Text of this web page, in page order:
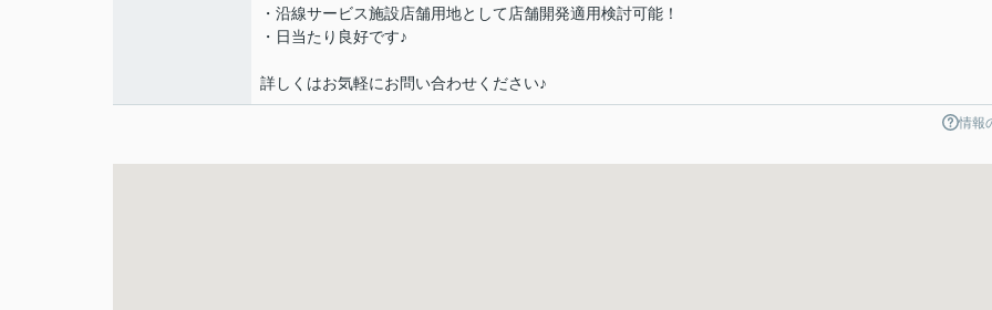
・沿線サービス施設店舗用地として店舗開発適用検討可能！
・日当たり良好です♪
詳しくはお気軽にお問い合わせください♪
情報